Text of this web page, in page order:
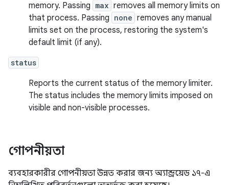
memory. Passing max removes all memory limits on
that process. Passing none removes any manual
limits set on the process, restoring the system's
default limit (if any).
status
Reports the current status of the memory limiter.
The status includes the memory limits imposed on
visible and non-visible processes.
গোপনীয়তা
ব্যবহারকারীর গোপনীয়তা উন্নত করার জন্য অ্যান্ড্রয়েড ১৭-এ